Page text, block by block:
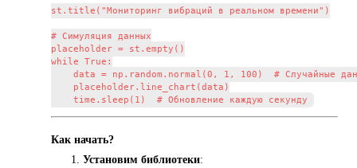
st.title("Мониторинг вибраций в реальном времени")
# Симуляция данных
placeholder = st.empty()
while True:
data = np.random.normal(0, 1, 100)  # Случайные
    placeholder.line_chart(data)
Как начать?
Установим библиотеки: